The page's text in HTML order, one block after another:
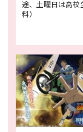
途、土曜日は高校
料）